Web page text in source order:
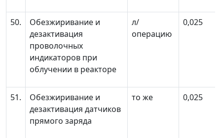
50.
Обезжиривание и
дезактивация
проволочных
индикаторов при
облучении в реакторе
л/
операцию
0,025
51.
Обезжиривание и
дезактивация датчиков
прямого заряда
то же 0,025